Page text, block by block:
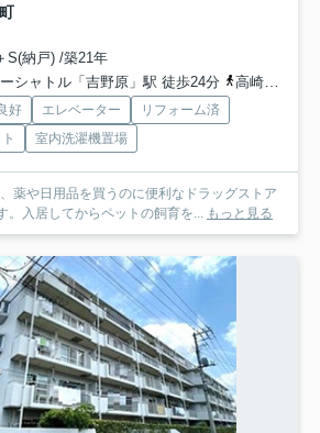
S(納戸) /築21年
シャトル「吉野原」駅 徒歩24分
高崎線「宮原」駅 徒歩25分
好 エレベーター
リフォーム済
室内洗濯機置場
薬や日用品を買うのに便利なドラッグストア
。入居してからペットの飼育を... もっと見る